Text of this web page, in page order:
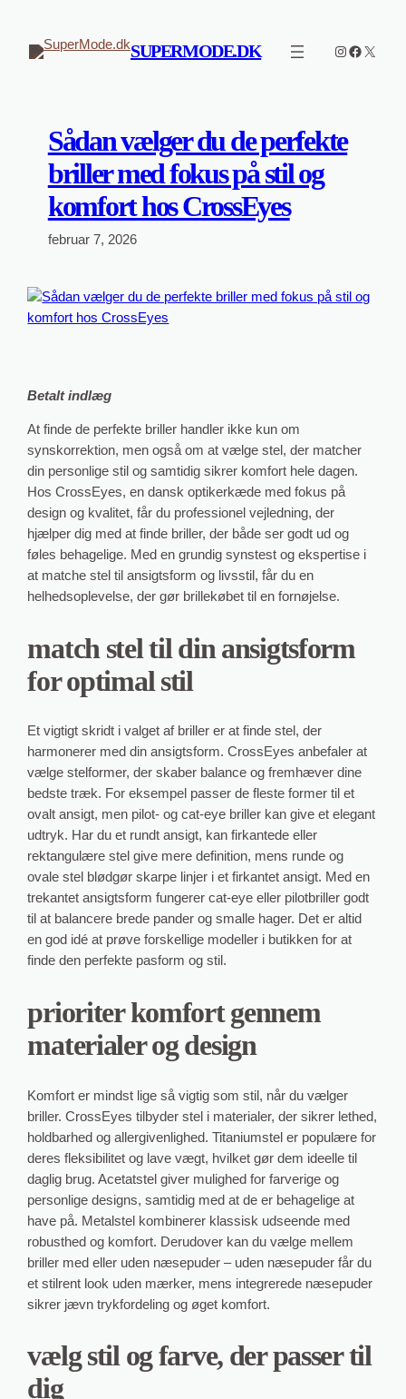
indhold
SUPERMODE.DK Instagram
X
Sådan vælger du de perfekte
briller med fokus på stil og
komfort hos CrossEyes
februar 7, 2026
Betalt indlæg
At finde de perfekte briller handler ikke kun om
synskorrektion, men også om at vælge stel, der matcher
din personlige stil og samtidig sikrer komfort hele dagen.
Hos CrossEyes, en dansk optikerkæde med fokus på
design og kvalitet, får du professionel vejledning, der
hjælper dig med at finde briller, der både ser godt ud og
føles behagelige. Med en grundig synstest og ekspertise i
at matche stel til ansigtsform og livsstil, får du en
helhedsoplevelse, der gør brillekøbet til en fornøjelse.
match stel til din ansigtsform
for optimal stil
Et vigtigt skridt i valget af briller er at finde stel, der
harmonerer med din ansigtsform. CrossEyes anbefaler at
vælge stelformer, der skaber balance og fremhæver dine
bedste træk. For eksempel passer de fleste former til et
ovalt ansigt, men pilot- og cat-eye briller kan give et elegant
udtryk. Har du et rundt ansigt, kan firkantede eller
rektangulære stel give mere definition, mens runde og
ovale stel blødgør skarpe linjer i et firkantet ansigt. Med en
trekantet ansigtsform fungerer cat-eye eller pilotbriller godt
til at balancere brede pander og smalle hager. Det er altid
en god idé at prøve forskellige modeller i butikken for at
finde den perfekte pasform og stil.
prioriter komfort gennem
materialer og design
Komfort er mindst lige så vigtig som stil, når du vælger
briller. CrossEyes tilbyder stel i materialer, der sikrer lethed,
holdbarhed og allergivenlighed. Titaniumstel er populære for
deres fleksibilitet og lave vægt, hvilket gør dem ideelle til
daglig brug. Acetatstel giver mulighed for farverige og
personlige designs, samtidig med at de er behagelige at
have på. Metalstel kombinerer klassisk udseende med
robusthed og komfort. Derudover kan du vælge mellem
briller med eller uden næsepuder – uden næsepuder får du
et stilrent look uden mærker, mens integrerede næsepuder
sikrer jævn trykfordeling og øget komfort.
vælg stil og farve, der passer til
dig